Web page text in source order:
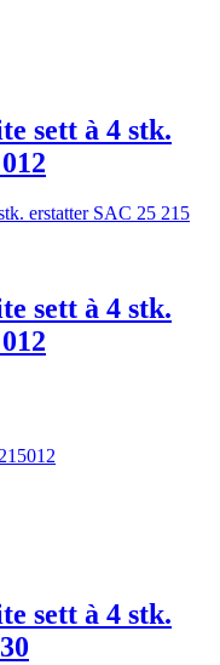
sett à 4 stk.
sett à 4 stk.
sett à 4 stk.